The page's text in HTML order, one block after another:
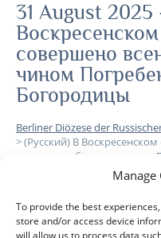
Manage
To provide the best
store and/or access device
will allow us to process data
31 August
совершено
чином
Богородицы
Berliner Diözese der
>(Русский) В
всенощное бдение с чином
Leider ist der Eintrag